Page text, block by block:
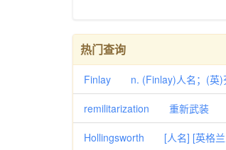
热门查询
Finlay n. (Finlay)人名；(英)
remilitarization 重新武装
Hollingsworth [人名] [英格兰